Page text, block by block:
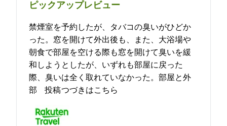
ピックアップレビュー
禁煙室を予約したが、タバコの臭いがひどか
った。窓を開けて外出後も、また、大浴場や
朝食で部屋を空ける際も窓を開けて臭いを緩
和しようとしたが、いずれも部屋に戻った
際、臭いは全く取れていなかった。部屋と外
部… 2021-11-12 23:14:49投稿つづきはこちら